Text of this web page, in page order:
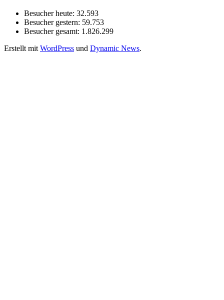
Besucher heute: 32.593
Besucher gestern: 59.753
Besucher gesamt: 1.826.299
Erstellt mit WordPress und Dynamic News.